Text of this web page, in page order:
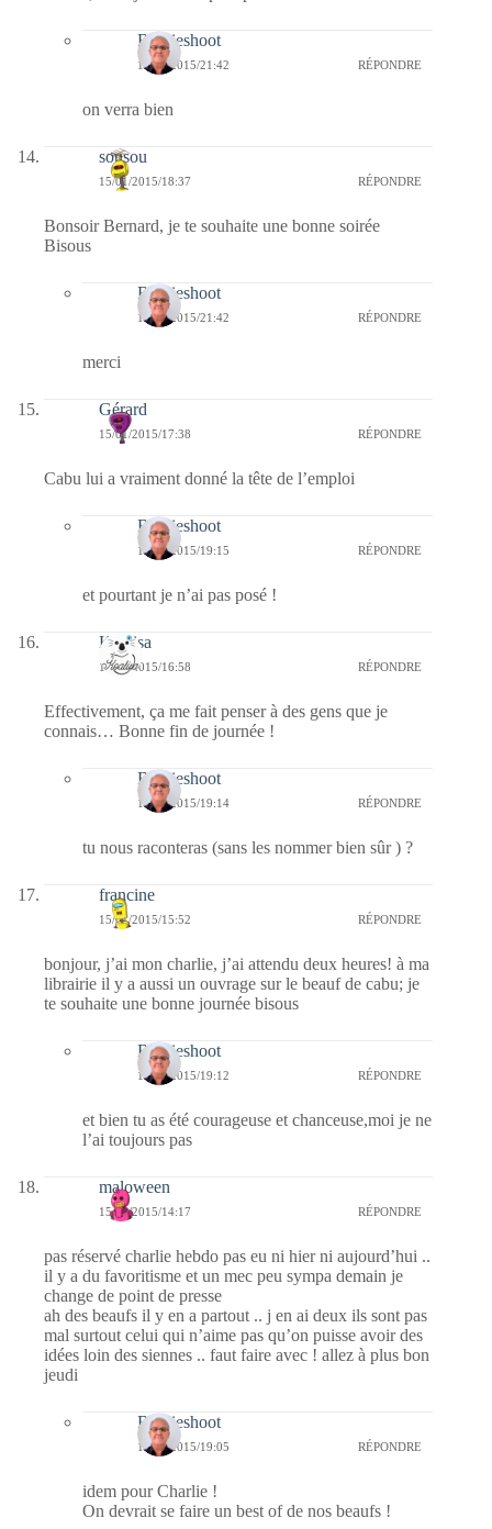
Bernieshoot
15/01/2015/21:42 RÉPONDRE
on verra bien
sousou
15/01/2015/18:37 RÉPONDRE
Bonsoir Bernard, je te souhaite une bonne soirée
Bisous
Bernieshoot
15/01/2015/21:42 RÉPONDRE
merci
Gérard
15/01/2015/17:38 RÉPONDRE
Cabu lui a vraiment donné la tête de l’emploi
Bernieshoot
15/01/2015/19:15 RÉPONDRE
et pourtant je n’ai pas posé !
Koalisa
15/01/2015/16:58 RÉPONDRE
Effectivement, ça me fait penser à des gens que je
connais… Bonne fin de journée !
Bernieshoot
15/01/2015/19:14 RÉPONDRE
tu nous raconteras (sans les nommer bien sûr ) ?
francine
15/01/2015/15:52 RÉPONDRE
bonjour, j’ai mon charlie, j’ai attendu deux heures! à ma
librairie il y a aussi un ouvrage sur le beauf de cabu; je
te souhaite une bonne journée bisous
Bernieshoot
15/01/2015/19:12 RÉPONDRE
et bien tu as été courageuse et chanceuse,moi je ne
l’ai toujours pas
maloween
15/01/2015/14:17 RÉPONDRE
pas réservé charlie hebdo pas eu ni hier ni aujourd’hui ..
il y a du favoritisme et un mec peu sympa demain je
change de point de presse
ah des beaufs il y en a partout .. j en ai deux ils sont pas
mal surtout celui qui n’aime pas qu’on puisse avoir des
idées loin des siennes .. faut faire avec ! allez à plus bon
jeudi
Bernieshoot
15/01/2015/19:05 RÉPONDRE
idem pour Charlie !
On devrait se faire un best of de nos beaufs !